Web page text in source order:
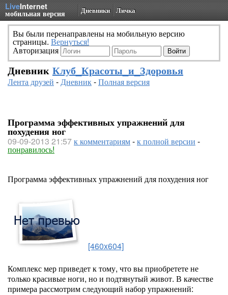
LiveInternet
мобильная версия Дневники Личка
Вы были перенаправлены на мобильную версию
страницы. Вернуться!
Авторизация
Дневник Клуб_Красоты_и_Здоровья
Лента друзей -Дневник-Полная версия
Программа эффективных упражнений для
похудения ног
09-09-2013 21:57к комментариям-к полной версии -
понравилось!
Программа эффективных упражнений для похудения ног
[460x604]
Комплекс мер приведет к тому, что вы приобретете не
только красивые ноги, но и подтянутый живот. В качестве
примера рассмотрим следующий набор упражнений: